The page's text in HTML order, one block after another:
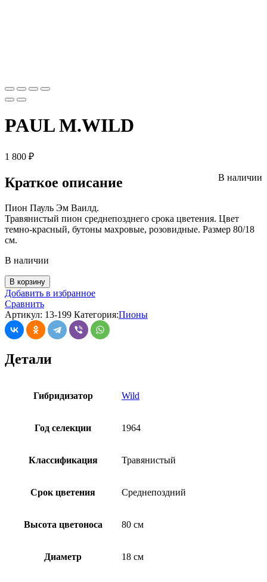
PAUL M.WILD
1 800 ₽
В наличии
Краткое описание
Пион Пауль Эм Ваилд.
Травянистый пион среднепозднего срока цветения. Цвет
темно-красный, бутоны махровые, розовидные. Размер 80/18
см.
В наличии
В корзину
Добавить в избранное
Сравнить
Артикул: 13-199 Категория:Пионы
Детали
Гибридизатор Wild
Год селекции 1964
Классификация Травянистый
Срок цветения Среднепоздний
Высота цветоноса 80 см
Диаметр 18 см